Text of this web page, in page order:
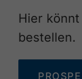
Hier
bestellen.